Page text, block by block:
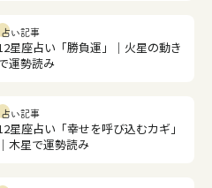
占い記事
星座占い「勝負運」｜火星の動き
運勢読み
占い記事
星座占い「幸せを呼び込むカギ」
｜木星で運勢読み